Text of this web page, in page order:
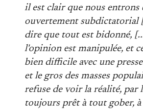
il est clair que nous entrons
ouvertement subdictatorial
dire que tout est bidonné,
l'opinion est manipulée, et
bien difficile avec une
et le gros des masses
refuse de voir la réalité, par
toujours prêt à tout gober,